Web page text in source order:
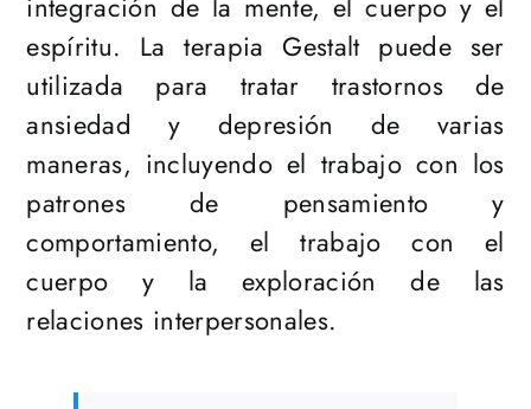
espíritu. La terapia Gestalt puede ser
utilizada para tratar trastornos de
ansiedad y depresión de varias
maneras, incluyendo el trabajo con los
patrones de pensamiento y
comportamiento, el trabajo con el
cuerpo y la exploración de las
relaciones interpersonales.